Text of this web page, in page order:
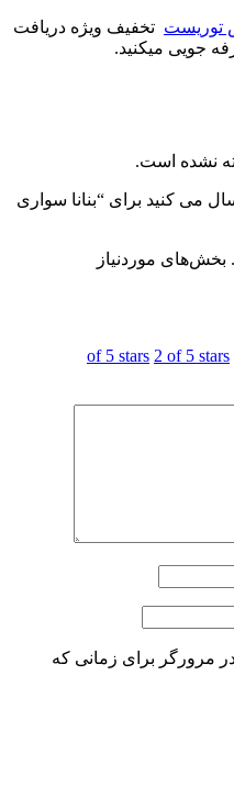
توریست تخفیف ویژه دریافت
جویی میکنید.
نشده است.
می کنید برای “بنانا سواری
بخش‌های موردنیاز
2 of 5 stars
مرورگر برای زمانی که